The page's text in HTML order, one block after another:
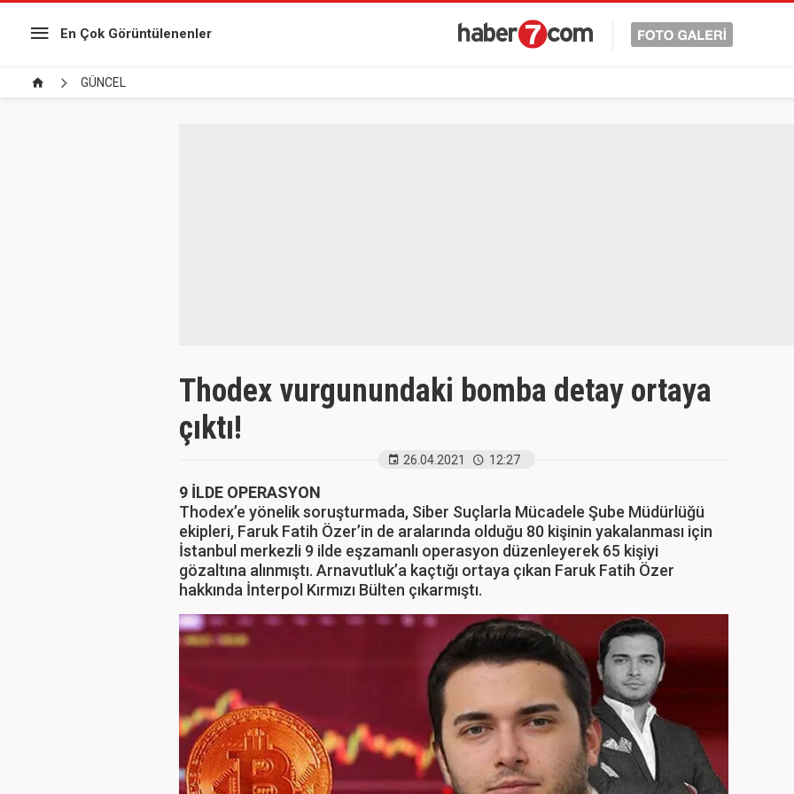
En Çok Görüntülenenler
GÜNCEL
Thodex vurgunundaki bomba detay ortaya
çıktı!
26.04.2021 12:27
9 İLDE OPERASYON
Thodex’e yönelik soruşturmada, Siber Suçlarla Mücadele Şube Müdürlüğü
ekipleri, Faruk Fatih Özer’in de aralarında olduğu 80 kişinin yakalanması için
İstanbul merkezli 9 ilde eşzamanlı operasyon düzenleyerek 65 kişiyi
gözaltına alınmıştı. Arnavutluk’a kaçtığı ortaya çıkan Faruk Fatih Özer
hakkında İnterpol Kırmızı Bülten çıkarmıştı.